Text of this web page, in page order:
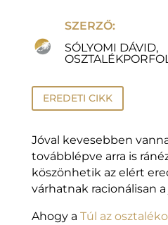
SZERZŐ:
SÓLYOMI DÁVID,
EREDETI CIKK
Jóval kevesebben
továbblépve arra is
köszönhetik az elért
várhatnak racionálisan
Ahogy a Túl az